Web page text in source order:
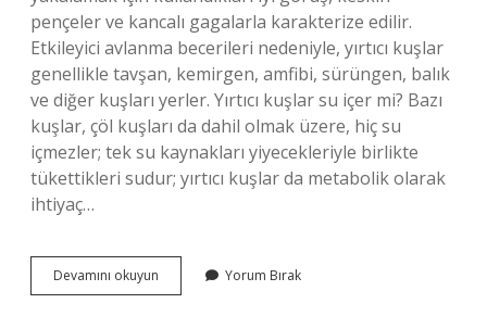
pençeler ve kancalı gagalarla karakterize edilir.
Etkileyici avlanma becerileri nedeniyle, yırtıcı kuşlar
genellikle tavşan, kemirgen, amfibi, sürüngen, balık
ve diğer kuşları yerler. Yırtıcı kuşlar su içer mi? Bazı
kuşlar, çöl kuşları da dahil olmak üzere, hiç su
içmezler; tek su kaynakları yiyecekleriyle birlikte
tükettikleri sudur; yırtıcı kuşlar da metabolik olarak
ihtiyaç…
Devamını okuyun
Kuşlar
Yorum Bırak